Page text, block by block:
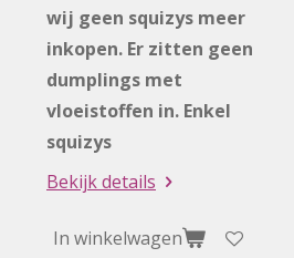
wij geen squizys meer
inkopen. Er zitten geen
dumplings met
vloeistoffen in. Enkel
squizys
Bekijk details
In winkelwagen